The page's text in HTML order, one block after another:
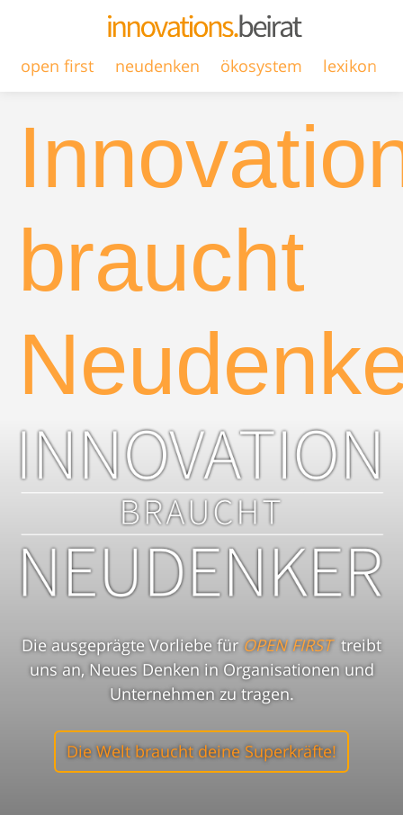
open first neudenken ökosystem lexikon
braucht
Die ausgeprägte Vorliebe für OPEN FIRSTtreibt
uns an, Neues Denken in Organisationen und
Unternehmen zu tragen.
Die Welt braucht deine Superkräfte!